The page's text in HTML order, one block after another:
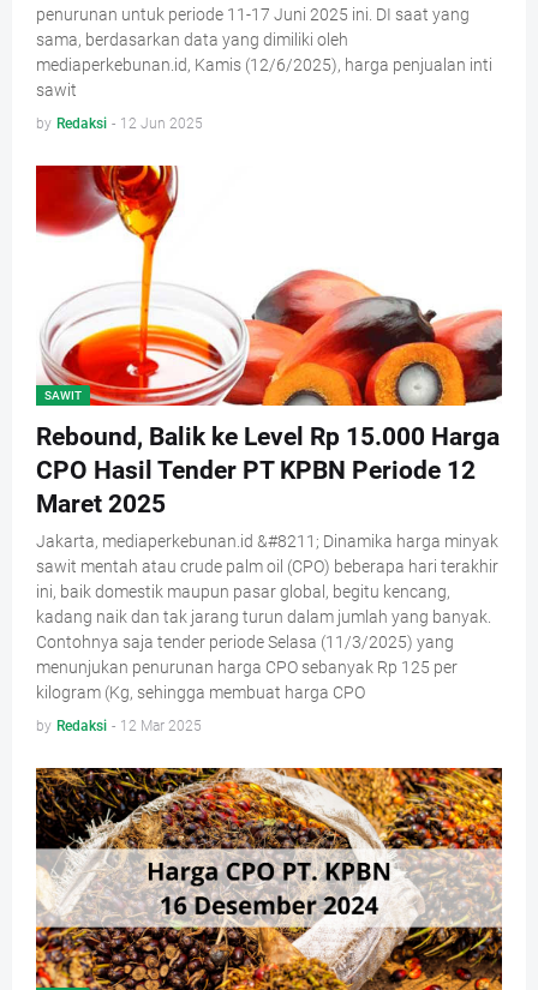
penurunan untuk periode 11-17 Juni 2025 ini. DI saat yang
sama, berdasarkan data yang dimiliki oleh
mediaperkebunan.id, Kamis (12/6/2025), harga penjualan inti
sawit
by Redaksi - 12 Jun 2025
SAWIT
Rebound, Balik ke Level Rp 15.000 Harga
CPO Hasil Tender PT KPBN Periode 12
Maret 2025
Jakarta, mediaperkebunan.id &#8211; Dinamika harga minyak
sawit mentah atau crude palm oil (CPO) beberapa hari terakhir
ini, baik domestik maupun pasar global, begitu kencang,
kadang naik dan tak jarang turun dalam jumlah yang banyak.
Contohnya saja tender periode Selasa (11/3/2025) yang
menunjukan penurunan harga CPO sebanyak Rp 125 per
kilogram (Kg, sehingga membuat harga CPO
by Redaksi - 12 Mar 2025